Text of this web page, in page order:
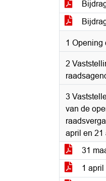
1 Opening
2
3
van de
april en 21
31
1